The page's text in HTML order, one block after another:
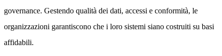
governance. Gestendo qualità dei dati, accessi e conformità, le
organizzazioni garantiscono che i loro sistemi siano costruiti su basi
affidabili.